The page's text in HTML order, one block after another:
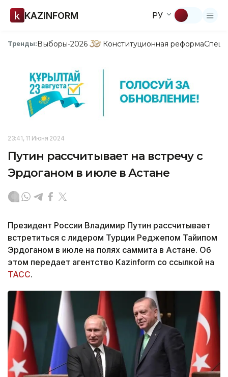
KAZINFORM РУ
Тренды:Выборы-2026 Конституционная реформа
23:41, 11 Июня 2024
Путин рассчитывает на встречу с
Эрдоганом в июле в Астане
Президент России Владимир Путин рассчитывает
встретиться с лидером Турции Реджепом Тайипом
Эрдоганом в июле на полях саммита в Астане. Об
этом передает агентство Kazinform со ссылкой на
ТАСС.